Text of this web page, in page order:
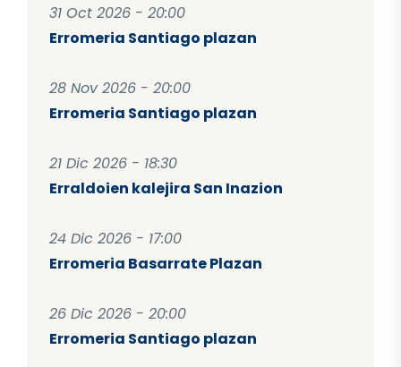
31 Oct 2026 - 20:00
Erromeria Santiago plazan
28 Nov 2026 - 20:00
Erromeria Santiago plazan
21 Dic 2026 - 18:30
Erraldoien kalejira San Inazion
24 Dic 2026 - 17:00
Erromeria Basarrate Plazan
26 Dic 2026 - 20:00
Erromeria Santiago plazan